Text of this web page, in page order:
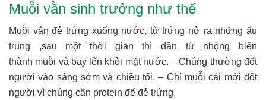
Muỗi vằn sinh trưởng như thế
Muỗi vằn đẻ trứng xuống nước, từ trứng nở ra những ấu
trùng ,sau một thời gian thì dần từ nhộng biến
thành muỗi và bay lên khỏi mặt nước. – Chúng thường đốt
người vào sáng sớm và chiều tối. – Chỉ muỗi cái mới đốt
người vì chúng cần protein để đẻ trứng.